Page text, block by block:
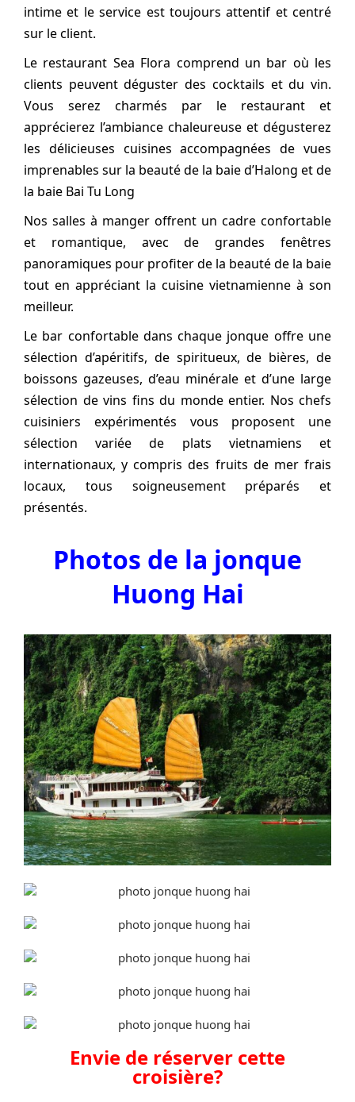
intime et le service est toujours attentif et centré
sur le client.
Le restaurant Sea Flora comprend un bar où les
clients peuvent déguster des cocktails et du vin.
Vous serez charmés par le restaurant et
apprécierez l’ambiance chaleureuse et dégusterez
les délicieuses cuisines accompagnées de vues
imprenables sur la beauté de la baie d’Halong et de
la baie Bai Tu Long
Nos salles à manger offrent un cadre confortable
et romantique, avec de grandes fenêtres
panoramiques pour profiter de la beauté de la baie
tout en appréciant la cuisine vietnamienne à son
meilleur.
Le bar confortable dans chaque jonque offre une
sélection d’apéritifs, de spiritueux, de bières, de
boissons gazeuses, d’eau minérale et d’une large
sélection de vins fins du monde entier. Nos chefs
cuisiniers expérimentés vous proposent une
sélection variée de plats vietnamiens et
internationaux, y compris des fruits de mer frais
locaux, tous soigneusement préparés et
présentés.
Photos de la jonque
Huong Hai
Envie de réserver cette
croisière?